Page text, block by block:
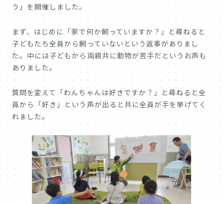
う」を開催しました。
まず、はじめに「家で何か飼っていますか？」と尋ねると
子どもたち全員から飼っていないという返事がありまし
た。中には子どもから両親共に動物が苦手だというお声も
ありました。
質問を変えて「わんちゃんは好きですか？」と尋ねると全
員から「好き」という声が出ると共に全員が手を挙げてく
れました。